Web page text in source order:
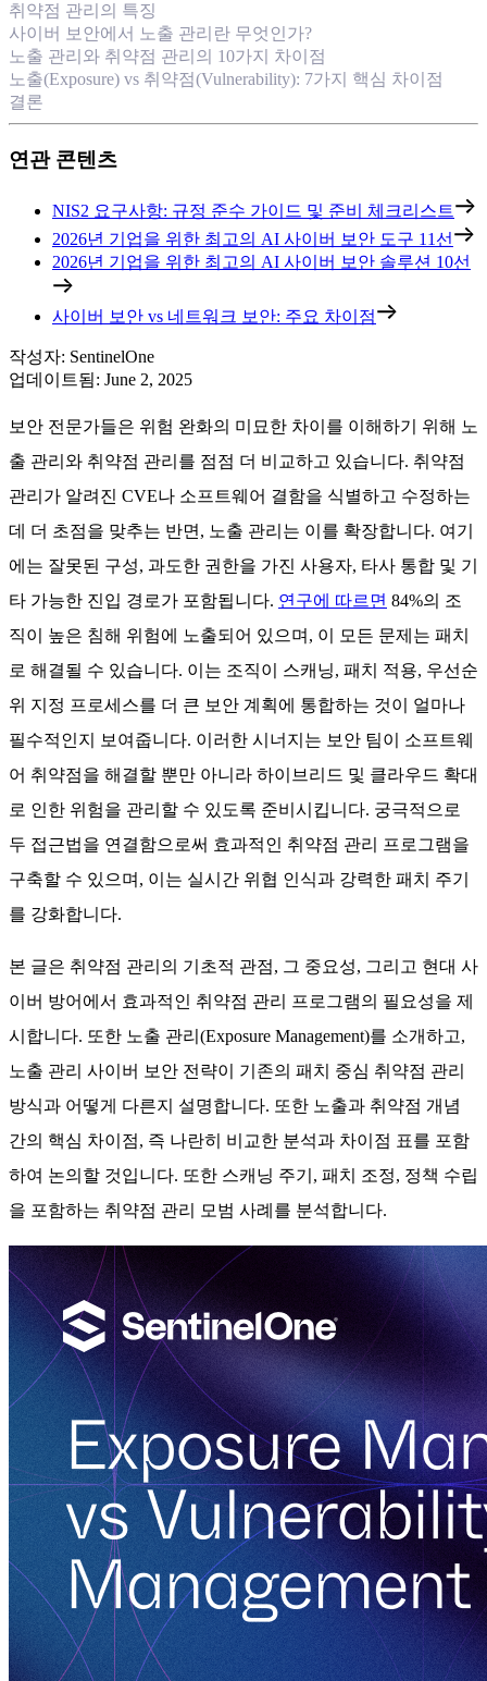
취약점 관리의 특징
사이버 보안에서 노출 관리란 무엇인가?
노출 관리와 취약점 관리의 10가지 차이점
노출(Exposure) vs 취약점(Vulnerability): 7가지 핵심 차이점
결론
연관 콘텐츠
NIS2 요구사항: 규정 준수 가이드 및 준비 체크리스트
2026년 기업을 위한 최고의 AI 사이버 보안 도구 11선
2026년 기업을 위한 최고의 AI 사이버 보안 솔루션 10선
사이버 보안 vs 네트워크 보안: 주요 차이점
작성자: SentinelOne
업데이트됨: June 2, 2025
보안 전문가들은 위험 완화의 미묘한 차이를 이해하기 위해 노
출 관리와 취약점 관리를 점점 더 비교하고 있습니다. 취약점
관리가 알려진 CVE나 소프트웨어 결함을 식별하고 수정하는
데 더 초점을 맞추는 반면, 노출 관리는 이를 확장합니다. 여기
에는 잘못된 구성, 과도한 권한을 가진 사용자, 타사 통합 및 기
타 가능한 진입 경로가 포함됩니다. 연구에 따르면 84%의 조
직이 높은 침해 위험에 노출되어 있으며, 이 모든 문제는 패치
로 해결될 수 있습니다. 이는 조직이 스캐닝, 패치 적용, 우선순
위 지정 프로세스를 더 큰 보안 계획에 통합하는 것이 얼마나
필수적인지 보여줍니다. 이러한 시너지는 보안 팀이 소프트웨
어 취약점을 해결할 뿐만 아니라 하이브리드 및 클라우드 확대
로 인한 위험을 관리할 수 있도록 준비시킵니다. 궁극적으로
두 접근법을 연결함으로써 효과적인 취약점 관리 프로그램을
구축할 수 있으며, 이는 실시간 위협 인식과 강력한 패치 주기
를 강화합니다.
본 글은 취약점 관리의 기초적 관점, 그 중요성, 그리고 현대 사
이버 방어에서 효과적인 취약점 관리 프로그램의 필요성을 제
시합니다. 또한 노출 관리(Exposure Management)를 소개하고,
노출 관리 사이버 보안 전략이 기존의 패치 중심 취약점 관리
방식과 어떻게 다른지 설명합니다. 또한 노출과 취약점 개념
간의 핵심 차이점, 즉 나란히 비교한 분석과 차이점 표를 포함
하여 논의할 것입니다. 또한 스캐닝 주기, 패치 조정, 정책 수립
을 포함하는 취약점 관리 모범 사례를 분석합니다.